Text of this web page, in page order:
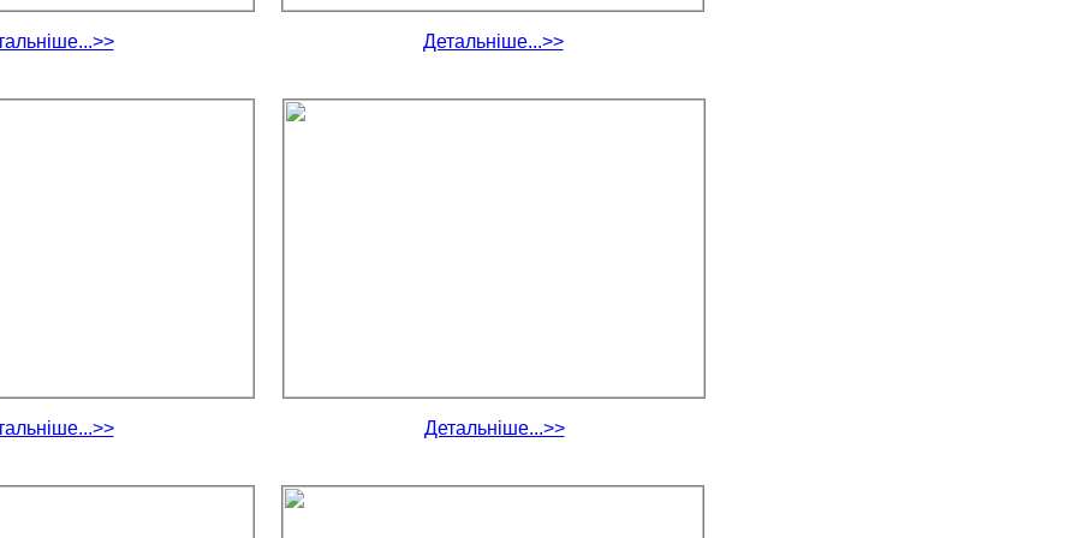
Детальніше...>>
Детальніше...>>